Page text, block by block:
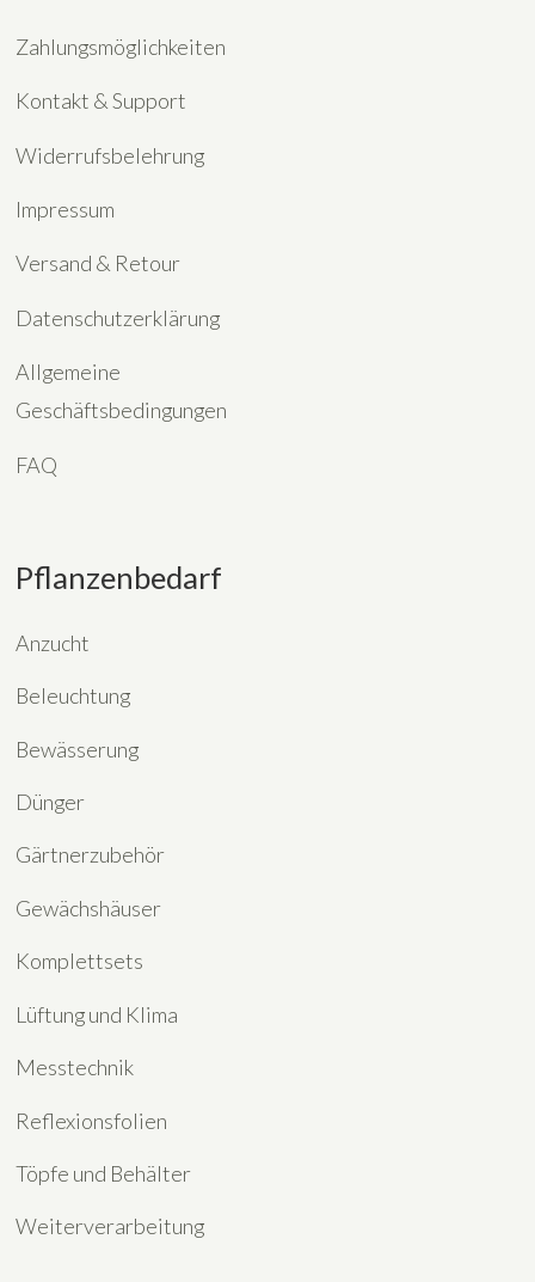
Zahlungsmöglichkeiten
Kontakt & Support
Widerrufsbelehrung
Impressum
Versand & Retour
Datenschutzerklärung
Allgemeine
Geschäftsbedingungen
FAQ
Pflanzenbedarf
Anzucht
Beleuchtung
Bewässerung
Dünger
Gärtnerzubehör
Gewächshäuser
Komplettsets
Lüftung und Klima
Messtechnik
Reflexionsfolien
Töpfe und Behälter
Weiterverarbeitung